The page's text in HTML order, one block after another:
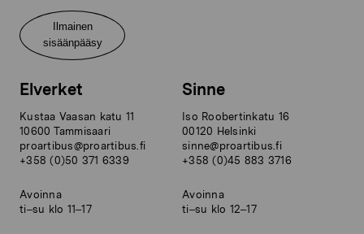
Ilmainen
sisäänpääsy
Elverket
Kustaa Vaasan katu 11
10600 Tammisaari
proartibus@proartibus.fi
+358 (0)50 371 6339
Avoinna
ti–su klo 11–17
Sinne
Iso Roobertinkatu 16
00120 Helsinki
sinne@proartibus.fi
+358 (0)45 883 3716
Avoinna
ti–su klo 12–17